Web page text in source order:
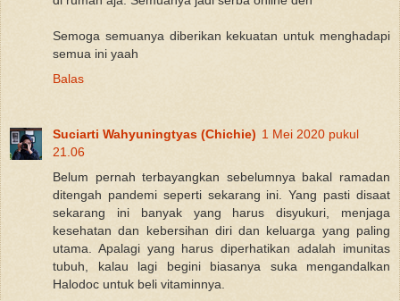
Semoga semuanya diberikan kekuatan untuk menghadapi
semua ini yaah
Balas
Suciarti Wahyuningtyas (Chichie) 1 Mei 2020 pukul
21.06
Belum pernah terbayangkan sebelumnya bakal ramadan
ditengah pandemi seperti sekarang ini. Yang pasti disaat
sekarang ini banyak yang harus disyukuri, menjaga
kesehatan dan kebersihan diri dan keluarga yang paling
utama. Apalagi yang harus diperhatikan adalah imunitas
tubuh, kalau lagi begini biasanya suka mengandalkan
Halodoc untuk beli vitaminnya.